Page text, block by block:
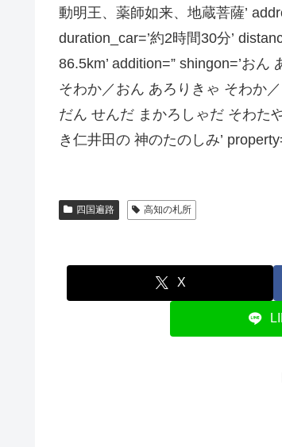
動明王、薬師如来、地蔵菩薩’
duration_car=’約2時間30分’
86.5km’ addition=” shingon=’お
そわか／おん あろりきゃ そわか
だん せんだ まかろしゃだ そわた
き仁井田の 神のたのしみ’
四国遍路 高知の札所
X